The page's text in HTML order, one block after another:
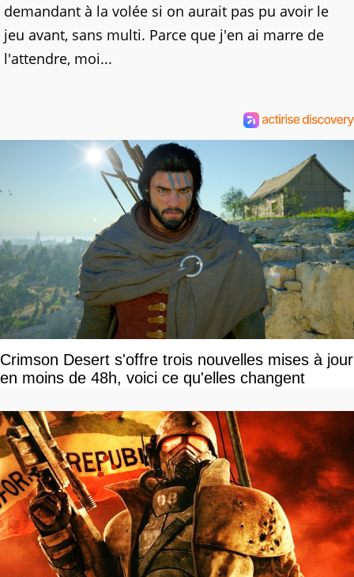
demandant à la volée si on aurait pas pu avoir le
jeu avant, sans multi. Parce que j'en ai marre de
l'attendre, moi...
Crimson Desert s'offre trois nouvelles mises à jour
en moins de 48h, voici ce qu'elles changent